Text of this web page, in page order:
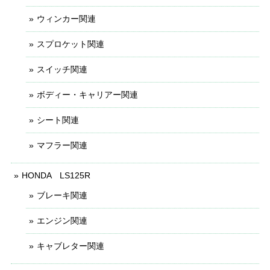
ウィンカー関連
スプロケット関連
スイッチ関連
ボディー・キャリアー関連
シート関連
マフラー関連
HONDA LS125R
ブレーキ関連
エンジン関連
キャブレター関連